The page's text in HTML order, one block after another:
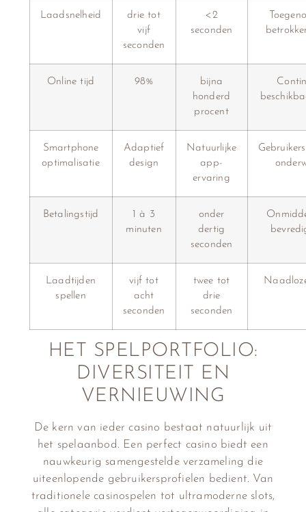
Laadsnelheid
drie tot
vijf
seconden
<2
seconden
Online tijd 98%
bijna
honderd
procent
Smartphone
optimalisatie
Adaptief
design
Natuurlijke
app-
ervaring
Betalingstijd
1 à 3
minuten
onder
dertig
seconden
Laadtijden
spellen
vijf tot
acht
seconden
twee tot
drie
seconden
HET SPELPORTFOLIO:
DIVERSITEIT EN
VERNIEUWING
De kern van ieder casino bestaat natuurlijk uit
het spelaanbod. Een perfect casino biedt een
nauwkeurig samengestelde verzameling die
uiteenlopende gebruikersprofielen bedient. Van
traditionele casinospelen tot ultramoderne slots,